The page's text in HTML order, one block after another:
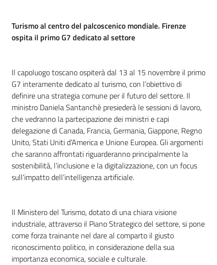
Turismo al centro del palcoscenico mondiale. Firenze
ospita il primo G7 dedicato al settore
Il capoluogo toscano ospiterà dal 13 al 15 novembre il primo
G7 interamente dedicato al turismo, con l’obiettivo di
definire una strategia comune per il futuro del settore. Il
ministro Daniela Santanchè presiederà le sessioni di lavoro,
che vedranno la partecipazione dei ministri e capi
delegazione di Canada, Francia, Germania, Giappone, Regno
Unito, Stati Uniti d’America e Unione Europea. Gli argomenti
che saranno affrontati riguarderanno principalmente la
sostenibilità, l’inclusione e la digitalizzazione, con un focus
sull’impatto dell’intelligenza artificiale.
Il Ministero del Turismo, dotato di una chiara visione
industriale, attraverso il Piano Strategico del settore, si pone
come forza trainante nel dare al comparto il giusto
riconoscimento politico, in considerazione della sua
importanza economica, sociale e culturale.